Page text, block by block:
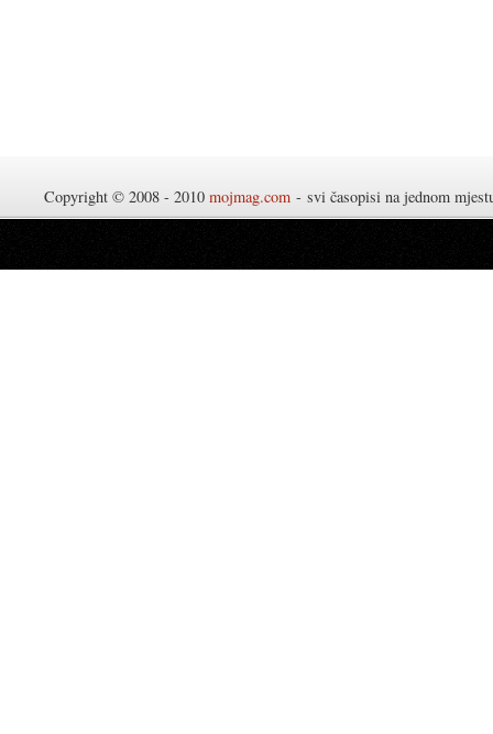
Copyright © 2008 - 2010 mojmag.com - svi časopisi na jednom